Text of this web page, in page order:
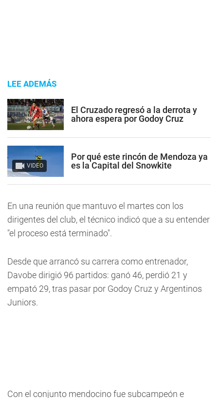
LEE ADEMÁS
El Cruzado regresó a la derrota y
ahora espera por Godoy Cruz
VIDEO
Por qué este rincón de Mendoza ya
es la Capital del Snowkite
En una reunión que mantuvo el martes con los
dirigentes del club, el técnico indicó que a su entender
"el proceso está terminado".
Desde que arrancó su carrera como entrenador,
Davobe dirigió 96 partidos: ganó 46, perdió 21 y
empató 29, tras pasar por Godoy Cruz y Argentinos
Juniors.
Con el conjunto mendocino fue subcampeón e